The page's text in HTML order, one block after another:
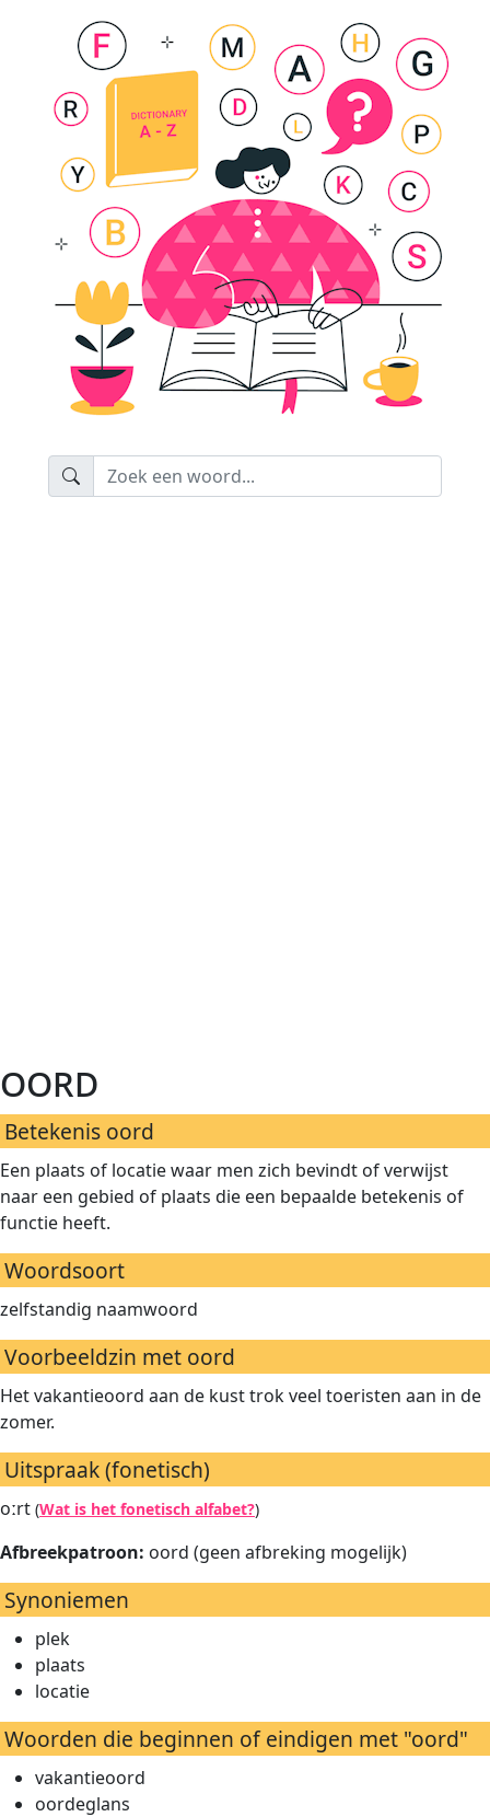
oord
Betekenis oord
Een plaats of locatie waar men zich bevindt of verwijst
naar een gebied of plaats die een bepaalde betekenis of
functie heeft.
Woordsoort
zelfstandig naamwoord
Voorbeeldzin met oord
Het vakantieoord aan de kust trok veel toeristen aan in de
zomer.
Uitspraak (fonetisch)
oːrt (Wat is het fonetisch alfabet?)
Afbreekpatroon: oord (geen afbreking mogelijk)
Synoniemen
plek
plaats
locatie
Woorden die beginnen of eindigen met "oord"
vakantieoord
oordeglans